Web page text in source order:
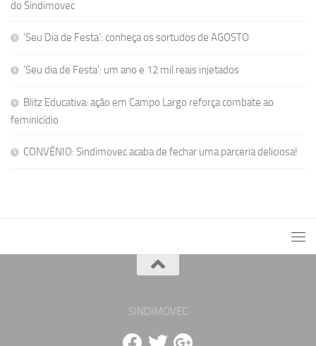
do Sindimovec
‘Seu Dia de Festa’: conheça os sortudos de AGOSTO
‘Seu dia de Festa’: um ano e 12 mil reais injetados
Blitz Educativa: ação em Campo Largo reforça combate ao
feminicídio
CONVÊNIO: Sindimovec acaba de fechar uma parceria deliciosa!
SINDIMOVEC